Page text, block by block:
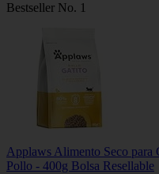
Bestseller No. 1
Applaws Alimento Seco para
Pollo - 400g Bolsa Resellable